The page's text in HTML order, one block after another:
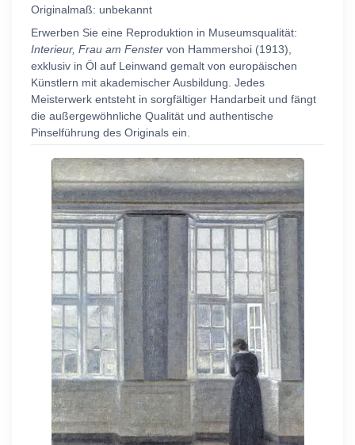
Originalmaß: unbekannt
Erwerben Sie eine Reproduktion in Museumsqualität:
Interieur, Frau am Fenster von Hammershoi (1913),
exklusiv in Öl auf Leinwand gemalt von europäischen
Künstlern mit akademischer Ausbildung. Jedes
Meisterwerk entsteht in sorgfältiger Handarbeit und fängt
die außergewöhnliche Qualität und authentische
Pinselführung des Originals ein.